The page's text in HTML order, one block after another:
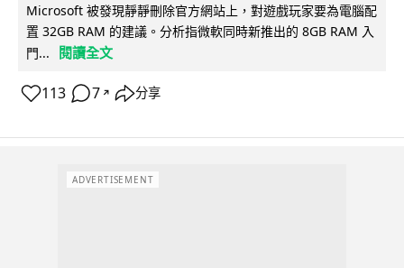
Microsoft 被發現靜靜刪除官方網站上，對遊戲玩家要為電腦配
置 32GB RAM 的建議。分析指微軟同時新推出的 8GB RAM 入
門...
閱讀全文
113 7 ↗ 分享
ADVERTISEMENT